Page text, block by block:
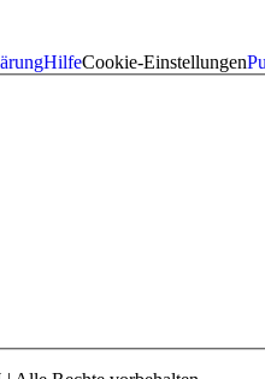
HilfeCookie-Einstellungen